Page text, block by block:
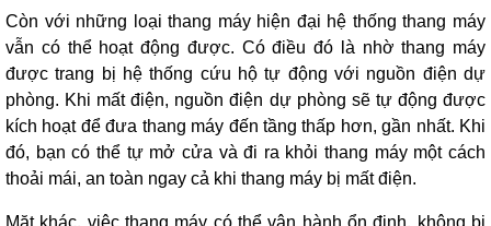
Còn với những loại thang máy hiện đại hệ thống thang máy
vẫn có thể hoạt động được. Có điều đó là nhờ thang máy
được trang bị hệ thống cứu hộ tự động với nguồn điện dự
phòng. Khi mất điện, nguồn điện dự phòng sẽ tự động được
kích hoạt để đưa thang máy đến tầng thấp hơn, gần nhất. Khi
đó, bạn có thể tự mở cửa và đi ra khỏi thang máy một cách
thoải mái, an toàn ngay cả khi thang máy bị mất điện.
Mặt khác, việc thang máy có thể vận hành ổn định, không bị